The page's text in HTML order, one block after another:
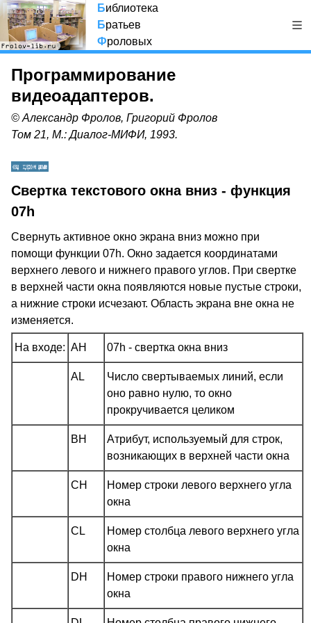
Библиотека
Братьев
Фроловых
Программирование
видеоадаптеров.
© Александр Фролов, Григорий Фролов
Том 21, М.: Диалог-МИФИ, 1993.
Свертка текстового окна вниз - функция
07h
Свернуть активное окно экрана вниз можно при
помощи функции 07h. Окно задается координатами
верхнего левого и нижнего правого углов. При свертке
в верхней части окна появляются новые пустые строки,
а нижние строки исчезают. Область экрана вне окна не
изменяется.
На входе: AH 07h - свертка окна вниз
AL
Число свертываемых линий, если
оно равно нулю, то окно
прокручивается целиком
BH
Атрибут, используемый для строк,
возникающих в верхней части окна
CH
Номер строки левого верхнего угла
окна
CL
Номер столбца левого верхнего угла
окна
DH
Номер строки правого нижнего угла
окна